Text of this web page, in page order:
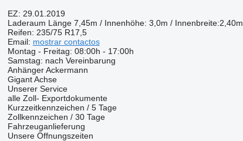
EZ: 29.01.2019
Laderaum Länge 7,45m / Innenhöhe: 3,0m / Innenbreite:2,40m
Reifen: 235/75 R17,5
Email: mostrar contactos
Montag - Freitag: 08:00h - 17:00h
Samstag: nach Vereinbarung
Anhänger Ackermann
Gigant Achse
Unserer Service
alle Zoll- Exportdokumente
Kurzzeitkennzeichen / 5 Tage
Zollkennzeichen / 30 Tage
Fahrzeuganlieferung
Unsere Öffnungszeiten